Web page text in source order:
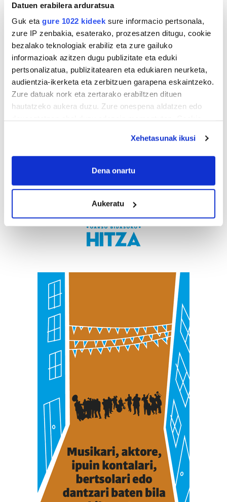
Datuen erabilera arduratsua
Guk eta gure 1022 kideek sure informacio pertsonala,
zure IP zenbakia, esaterako, prozesatzen ditugu, cookie
bezalako teknologiak erabiliz eta zure gailuko
informazioak azitzen dugu publizitate eta eduki
pertsonalizatua, publizitatearen eta edukiaren neurketa,
audientzia-ikerketa eta zerbitzuen garapena eskaintzeko.
Zure datuak nork eta zertarako erabiltzen dituen
hautatzeko aukera duzu. Zure onespena aldatzen edo
If you allow, we would also like to:
Collect information about your geographical
Identify your device by actively scanning it for
specific characteristics (fingerprinting)
Find out more about how your personal data is processed
and set your preferences in thedetails section
prozesatzen ditugu, zure IP zenbakia, besteak beste,
teknologia erabiliz, cookieak adibidez, iragarki eta eduki
pertsonalizatuak eskaintzeko, iragarkiak eta edukia
neurtzeko, jendeari buruzko informazioa biltzeko eta
produktuak garatzeko. Zure datuak nork eta zertarako
erabiltzen dituen hauta dezakezu.
Bazkide batzuek ez dizute baimenik eskatzen, eta beren
interes komertzial legitimoetan babesten dira. Ikusi gure
bazkideen zerrenda, beren ustez zein helburutarako
duten interes legitimoa eta horren aurka nola egin
dezakezun ikusteko.
Lortu zure datu pertsonalak prozesatzeko moduari
buruzko informazio gehiago eta ezarri zure lehentasunak
datuen atalean. Edozein unetan alda edo ken dezakezu
zure baimena Cookieen adierazpenean.
Webgune honek cookie propioak eta hirugarrenen cookie-
Xehetasunak ikusi
Dena onartu
Aukeratu